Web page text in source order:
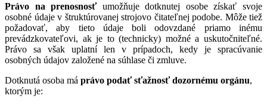
Právo na prenosnosťumožňuje dotknutej osobe získať svoje
osobné údaje v štruktúrovanej strojovo čitateľnej podobe. Môže tiež
požadovať, aby tieto údaje boli odovzdané priamo inému
prevádzkovateľovi, ak je to (technicky) možné a uskutočniteľné.
Právo sa však uplatní len v prípadoch, kedy je spracúvanie
osobných údajov založené na súhlase či zmluve.
Dotknutá osoba má právo podať sťažnosť dozornému orgánu,
ktorým je: